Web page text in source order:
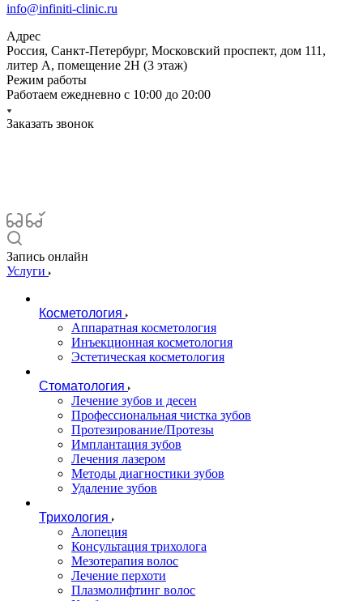
info@infiniti-clinic.ru
Адрес
Россия, Санкт-Петербург, Московский проспект, дом 111,
литер А, помещение 2Н (3 этаж)
Режим работы
Работаем ежедневно с 10:00 до 20:00
Заказать звонок
Запись онлайн
Услуги
Косметология
Аппаратная косметология
Инъекционная косметология
Эстетическая косметология
Стоматология
Лечение зубов и десен
Профессиональная чистка зубов
Протезирование/Протезы
Имплантация зубов
Лечения лазером
Методы диагностики зубов
Удаление зубов
Трихология
Алопеция
Консультация трихолога
Мезотерапия волос
Лечение перхоти
Плазмолифтинг волос